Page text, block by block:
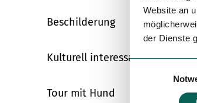
Website an
der Dienste
Beschilderung
Kulturell interessant
Tour mit Hund